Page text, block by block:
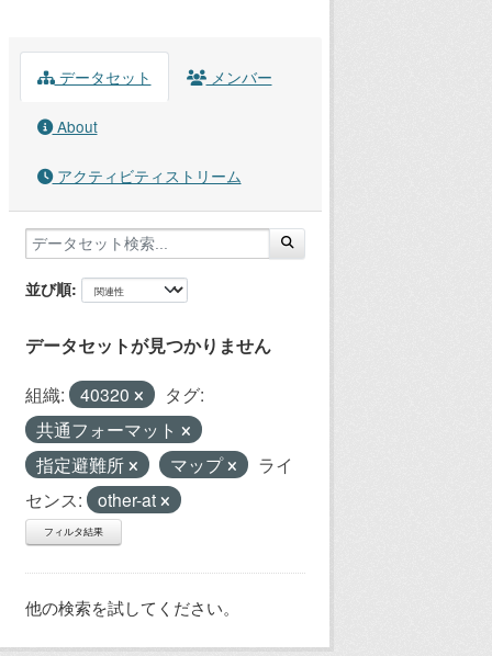
データセット メンバー
About
アクティビティストリーム
並び順
データセットが見つかりません
組織: 40320
タグ:
共通フォーマット
指定避難所
マップ
ライ
センス:
other-at
フィルタ結果
他の検索を試してください。